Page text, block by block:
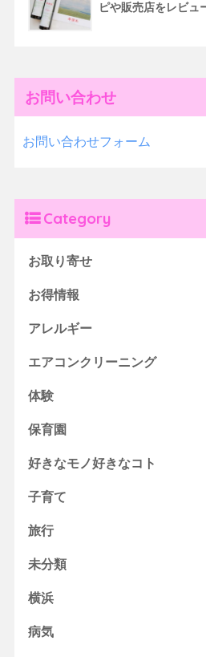
ピや販売店をレビュ
お問い合わせ
お問い合わせフォーム
Category
お取り寄せ
お得情報
アレルギー
エアコンクリーニング
体験
保育園
好きなモノ好きなコト
子育て
旅行
未分類
横浜
病気